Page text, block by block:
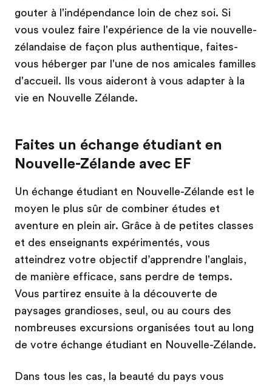
gouter à l'indépendance loin de chez soi. Si
vous voulez faire l'expérience de la vie nouvelle-
zélandaise de façon plus authentique, faites-
vous héberger par l'une de nos amicales familles
d'accueil. Ils vous aideront à vous adapter à la
vie en Nouvelle Zélande.
Faites un échange étudiant en
Nouvelle-Zélande avec EF
Un échange étudiant en Nouvelle-Zélande est le
moyen le plus sûr de combiner études et
aventure en plein air. Grâce à de petites classes
et des enseignants expérimentés, vous
atteindrez votre objectif d’apprendre l'anglais,
de manière efficace, sans perdre de temps.
Vous partirez ensuite à la découverte de
paysages grandioses, seul, ou au cours des
nombreuses excursions organisées tout au long
de votre échange étudiant en Nouvelle-Zélande.
Dans tous les cas, la beauté du pays vous